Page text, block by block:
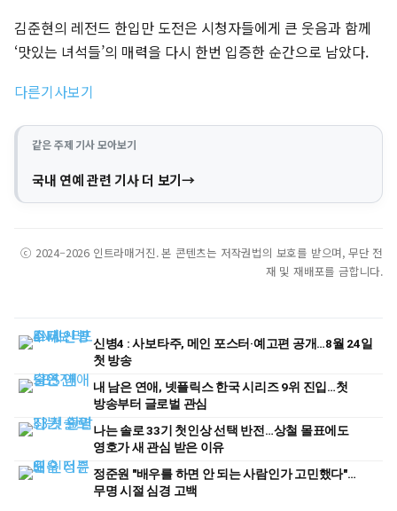
김준현의 레전드 한입만 도전은 시청자들에게 큰 웃음과 함께
‘맛있는 녀석들’의 매력을 다시 한번 입증한 순간으로 남았다.
다른기사보기
같은 주제 기사 모아보기
국내 연예 관련 기사 더 보기
ⓒ 2024–2026 인트라매거진. 본 콘텐츠는 저작권법의 보호를 받으며, 무단 전
재 및 재배포를 금합니다.
신병4 : 사보타주, 메인 포스터·예고편 공개…8월 24일
첫 방송
내 남은 연애, 넷플릭스 한국 시리즈 9위 진입…첫
방송부터 글로벌 관심
나는 솔로 33기 첫인상 선택 반전…상철 몰표에도
영호가 새 관심 받은 이유
정준원 "배우를 하면 안 되는 사람인가 고민했다"…
무명 시절 심경 고백